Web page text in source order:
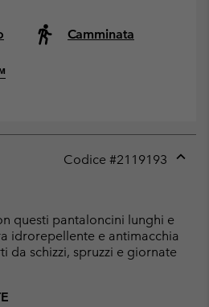
Camminata
Codice #2119193
questi pantaloncini lunghi e
idrorepellente e antimacchia
da schizzi, spruzzi e giornate